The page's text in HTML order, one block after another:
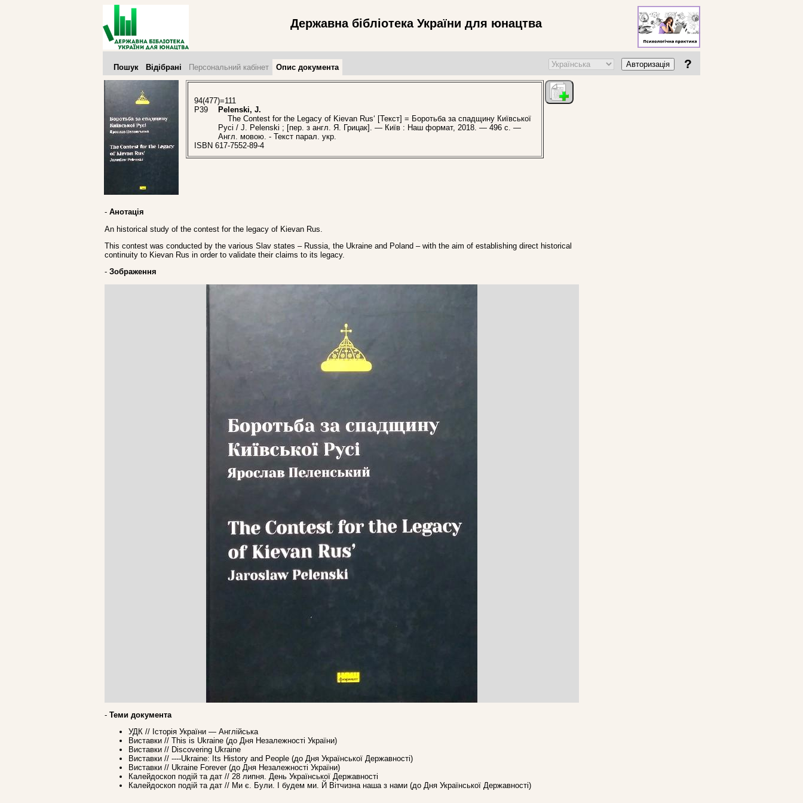
Державна бібліотека України для юнацтва
Пошук Відібрані Персональний кабінет Опис документа Авторизація ?
94(477)=111
P39
Pelenski, J.
The Contest for the Legacy of Kievan Rus‘ [Текст] = Боротьба за спадщину Київської
Русі / J. Pelenski ; [пер. з англ. Я. Грицак]. — Київ : Наш формат, 2018. — 496 с. —
Англ. мовою. - Текст парал. укр.
ISBN 617-7552-89-4
- Анотація
An historical study of the contest for the legacy of Kievan Rus.
This contest was conducted by the various Slav states – Russia, the Ukraine and Poland – with the aim of establishing direct historical
continuity to Kievan Rus in order to validate their claims to its legacy.
- Зображення
- Теми документа
УДК // Історія України — Англійська
Виставки // This is Ukraine (до Дня Незалежності України)
Виставки // Discovering Ukraine
Виставки // ----Ukraine: Its History and People (до Дня Української Державності)
Виставки // Ukraine Forever (до Дня Незалежності України)
Калейдоскоп подій та дат // 28 липня. День Української Державності
Калейдоскоп подій та дат // Ми є. Були. І будем ми. Й Вітчизна наша з нами (до Дня Української Державності)